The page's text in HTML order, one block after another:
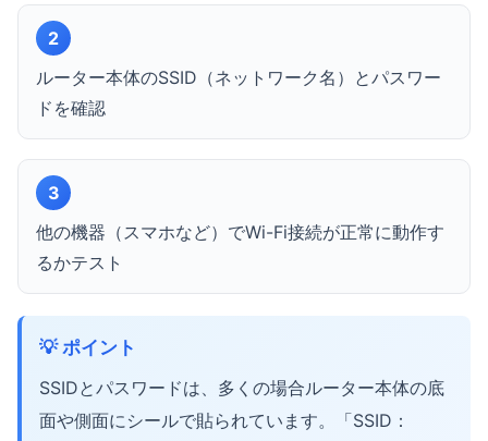
2
ルーター本体のSSID（ネットワーク名）とパスワー
ドを確認
3
他の機器（スマホなど）でWi-Fi接続が正常に動作す
るかテスト
💡 ポイント
SSIDとパスワードは、多くの場合ルーター本体の底
面や側面にシールで貼られています。「SSID：